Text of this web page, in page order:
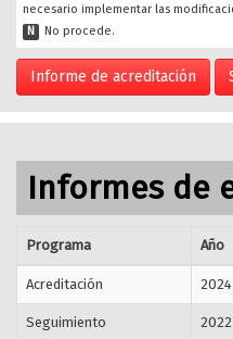
necesario implementar las
N
No procede.
Informe de acreditación
Informes de
Programa Año
Acreditación 2024
Seguimiento 2022